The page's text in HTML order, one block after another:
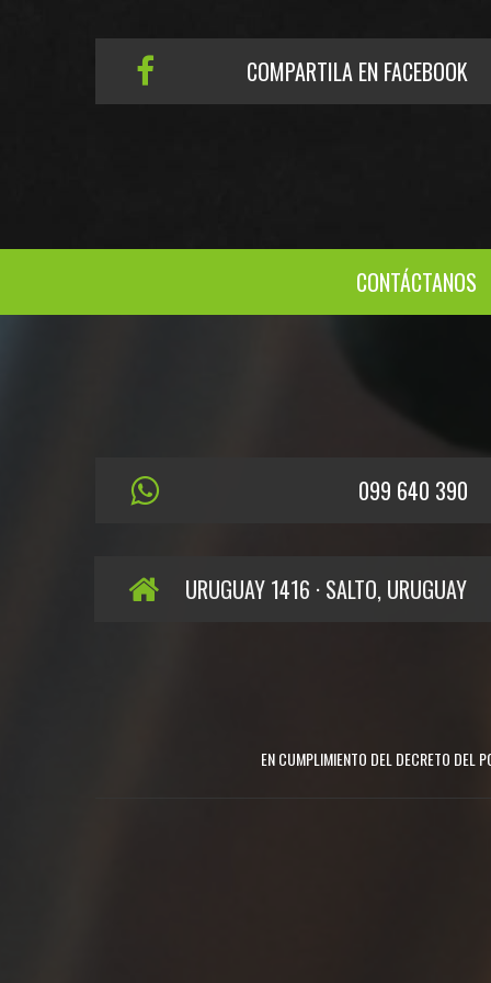
COMPARTILA EN FACEBOOK
CONTÁCTANOS
099 640 390
URUGUAY 1416 · SALTO, URUGUAY
EN CUMPLIMIENTO DEL DECRETO DEL